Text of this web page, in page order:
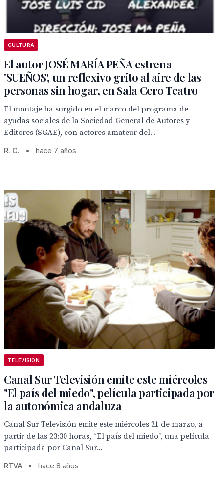
CULTURA
El autor JOSÉ MARÍA PEÑA estrena
'SUEÑOS', un reflexivo grito al aire de las
personas sin hogar, en Sala Cero Teatro
El montaje ha surgido en el marco del programa de
ayudas sociales de la Sociedad General de Autores y
Editores (SGAE), con actores amateur del...
R. C. • hace 7 años
TELEVISION
Canal Sur Televisión emite este miércoles
"El país del miedo", película participada por
la autonómica andaluza
Canal Sur Televisión emite este miércoles 21 de marzo, a
partir de las 23:30 horas, “El país del miedo”, una película
participada por Canal Sur...
RTVA • hace 8 años